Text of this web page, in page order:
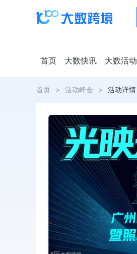
首页 大数快讯 大数活动
首页 > 活动峰会 > 活动详情